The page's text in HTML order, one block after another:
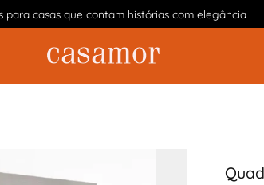
para casas que contam histórias com elegância